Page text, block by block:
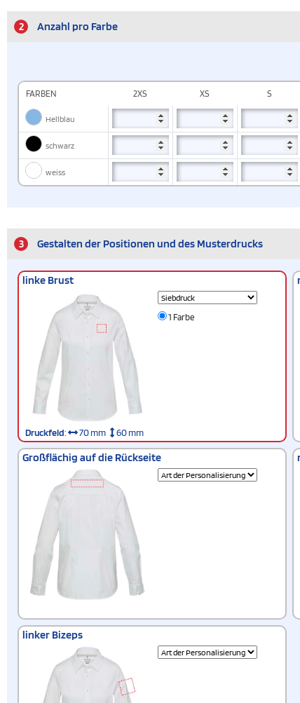
2 Anzahl pro Farbe
FARBEN 2XS XS S
Hellblau
schwarz
weiss
3 Gestalten der Positionen und des Musterdrucks
linke Brust
1 Farbe
Druckfeld: 70 mm 60 mm
Großflächig auf die Rückseite
linker Bizeps